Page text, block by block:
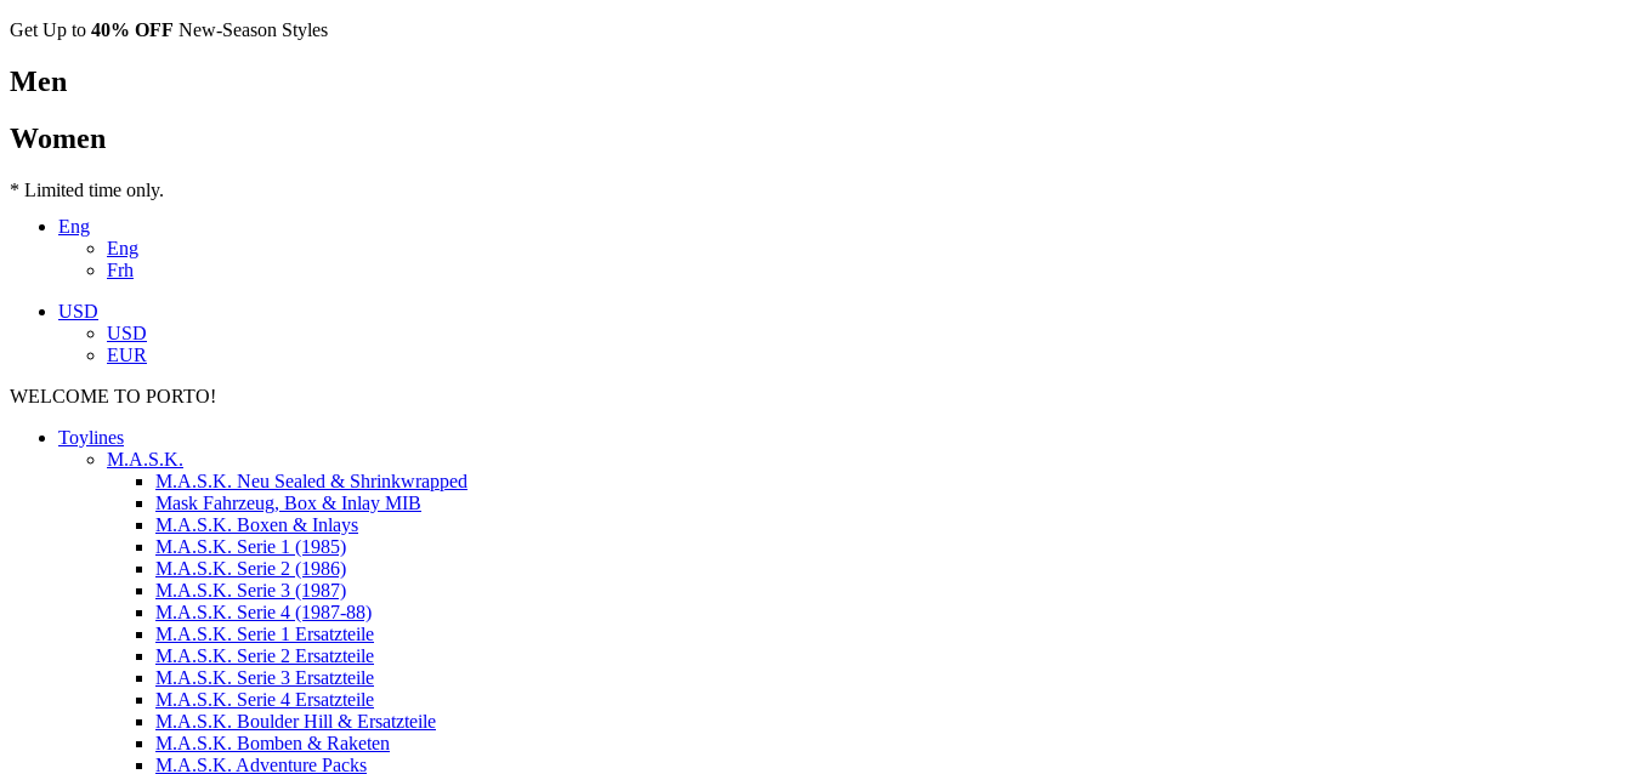
Get Up to 40% OFF New-Season Styles
Men
Women
* Limited time only.
Eng
Eng
Frh
USD
USD
EUR
WELCOME TO PORTO!
Toylines
M.A.S.K.
M.A.S.K. Neu Sealed & Shrinkwrapped
Mask Fahrzeug, Box & Inlay MIB
M.A.S.K. Boxen & Inlays
M.A.S.K. Serie 1 (1985)
M.A.S.K. Serie 2 (1986)
M.A.S.K. Serie 3 (1987)
M.A.S.K. Serie 4 (1987-88)
M.A.S.K. Serie 1 Ersatzteile
M.A.S.K. Serie 2 Ersatzteile
M.A.S.K. Serie 3 Ersatzteile
M.A.S.K. Serie 4 Ersatzteile
M.A.S.K. Boulder Hill & Ersatzteile
M.A.S.K. Bomben & Raketen
M.A.S.K. Adventure Packs